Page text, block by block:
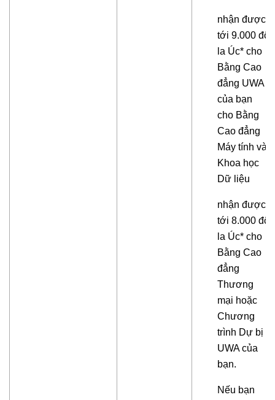
nhận được
tới 9.000 đô
la Úc* cho
Bằng Cao
đẳng UWA
của bạn
cho Bằng
Cao đẳng
Máy tính và
Khoa học
Dữ liệu
nhận được
tới 8.000 đô
la Úc* cho
Bằng Cao
đẳng
Thương
mại hoặc
Chương
trình Dự bị
UWA của
bạn.
Nếu bạn